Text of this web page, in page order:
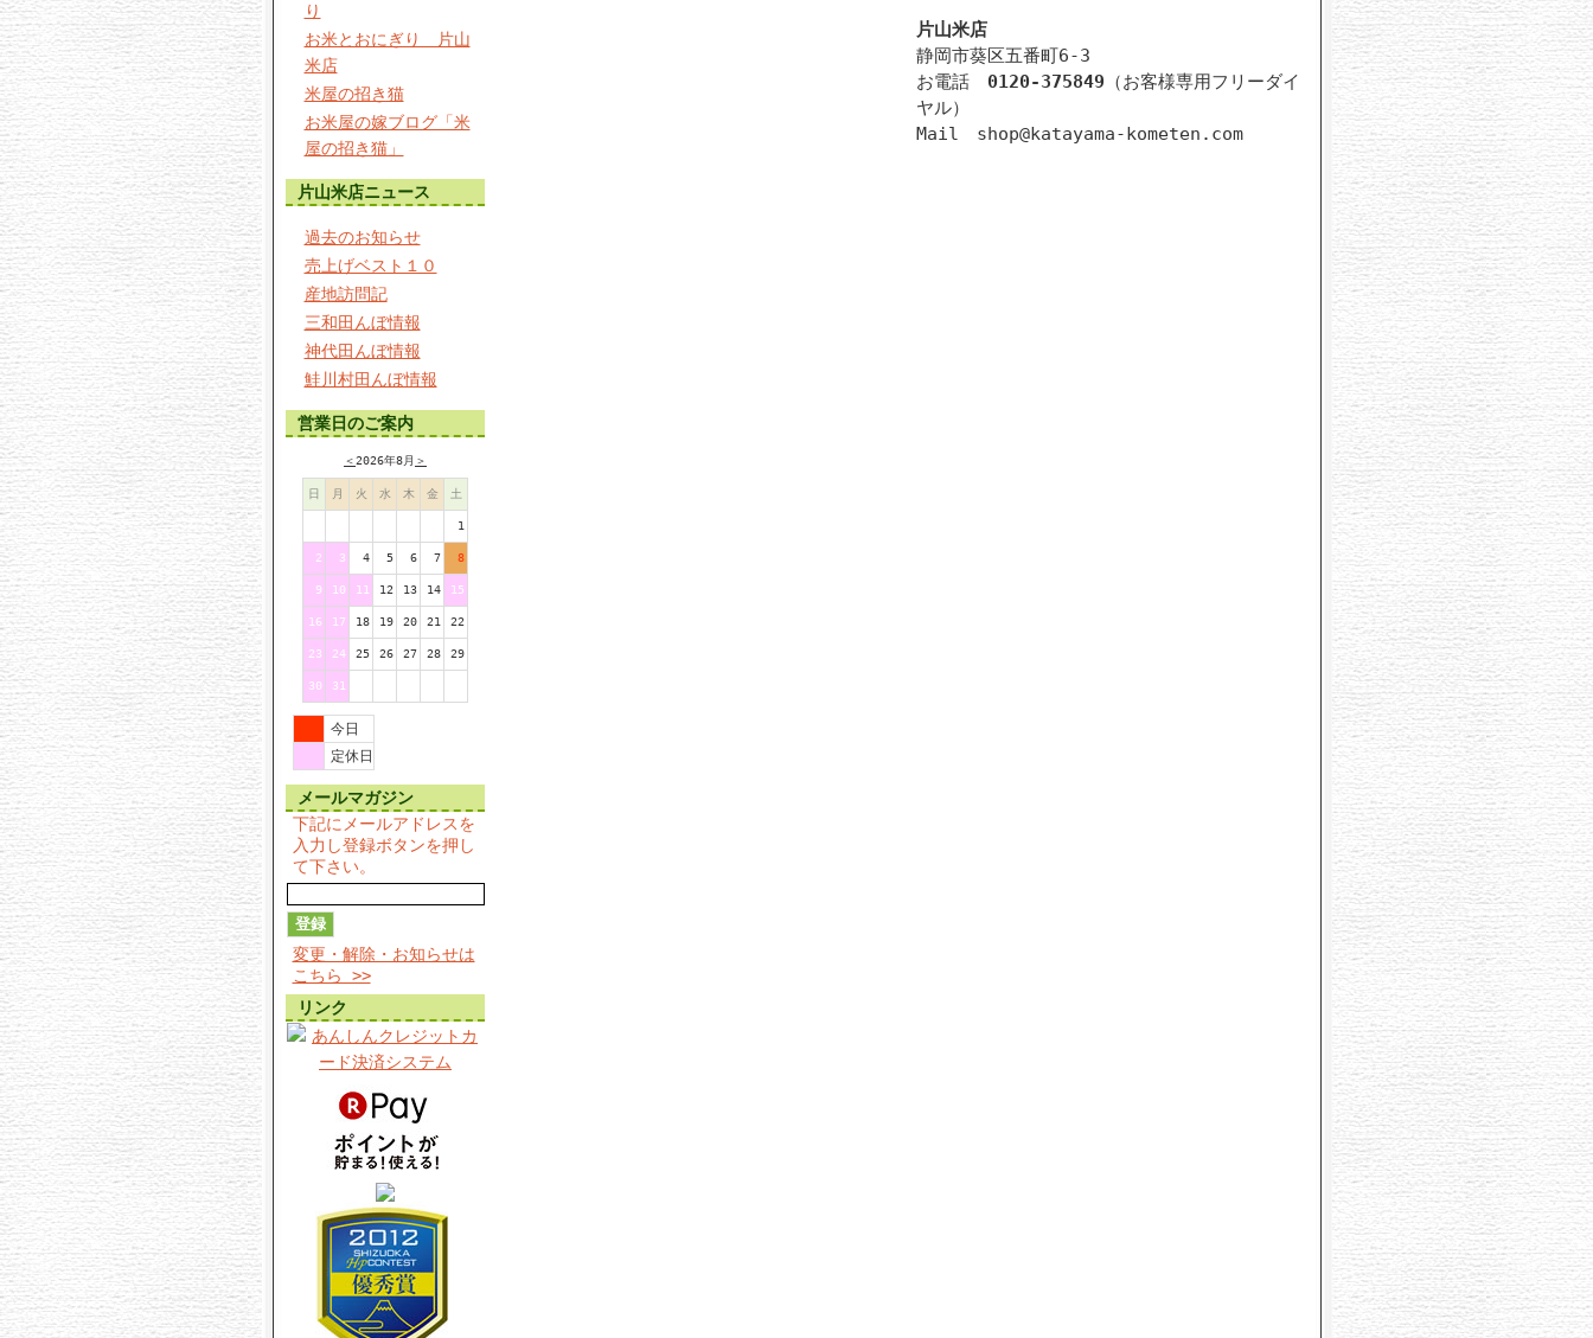
り
お米とおにぎり 片山
米店
米屋の招き猫
お米屋の嫁ブログ「米
屋の招き猫」
片山米店ニュース
過去のお知らせ
売上げベスト１０
産地訪問記
三和田んぼ情報
神代田んぼ情報
鮭川村田んぼ情報
営業日のご案内
＜2026年8月 ＞
日 月 火 水 木 金 土
1
2 3 4 5 6 7 8
9 10 11 12 13 14 15
16 17 18 19 20 21 22
23 24 25 26 27 28 29
30 31
今日
定休日
メールマガジン
下記にメールアドレスを
入力し登録ボタンを押し
て下さい。
変更・解除・お知らせは
こちら >>
リンク
片山米店
静岡市葵区五番町6-3
お電話 0120-375849 （お客様専用フリーダイ
ヤル）
Mail shop@katayama-kometen.com